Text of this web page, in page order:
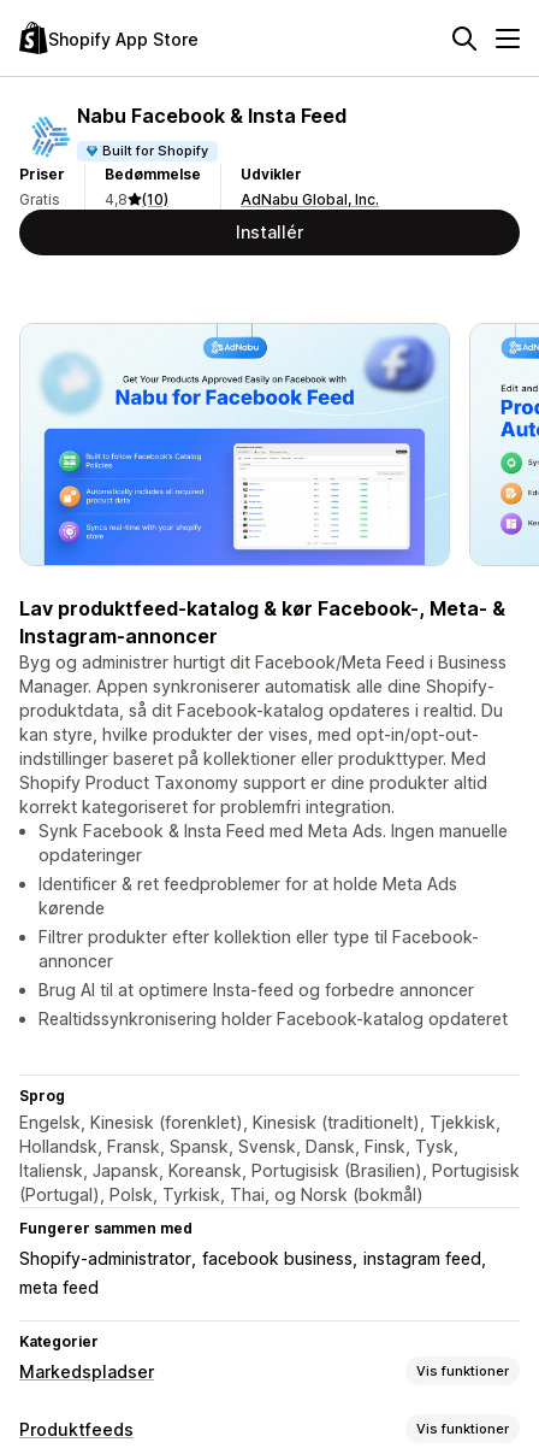
Shopify App Store
Nabu Facebook & Insta Feed
Built for Shopify
Priser
Gratis
Bedømmelse
4,8
(10)
Udvikler
AdNabu Global, Inc.
Installér
Lav produktfeed-katalog & kør Facebook-, Meta- &
Instagram-annoncer
Byg og administrer hurtigt dit Facebook/Meta Feed i Business
Manager. Appen synkroniserer automatisk alle dine Shopify-
produktdata, så dit Facebook-katalog opdateres i realtid. Du
kan styre, hvilke produkter der vises, med opt-in/opt-out-
indstillinger baseret på kollektioner eller produkttyper. Med
Shopify Product Taxonomy support er dine produkter altid
korrekt kategoriseret for problemfri integration.
Synk Facebook & Insta Feed med Meta Ads. Ingen manuelle
opdateringer
Identificer & ret feedproblemer for at holde Meta Ads
kørende
Filtrer produkter efter kollektion eller type til Facebook-
annoncer
Brug AI til at optimere Insta-feed og forbedre annoncer
Realtidssynkronisering holder Facebook-katalog opdateret
Sprog
Engelsk, Kinesisk (forenklet), Kinesisk (traditionelt), Tjekkisk,
Hollandsk, Fransk, Spansk, Svensk, Dansk, Finsk, Tysk,
Italiensk, Japansk, Koreansk, Portugisisk (Brasilien), Portugisisk
(Portugal), Polsk, Tyrkisk, Thai, og Norsk (bokmål)
Fungerer sammen med
Shopify-administrator facebook business instagram feed
meta feed
Kategorier
Markedspladser Vis funktioner
Håndtering af fortegnelse
Produktfeeds Vis funktioner